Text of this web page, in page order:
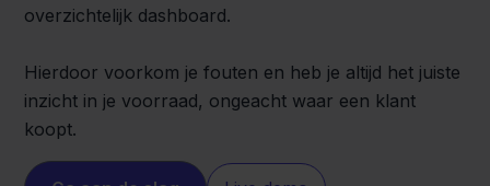
overzichtelijk dashboard.
Hierdoor voorkom je fouten en heb je altijd het juiste
inzicht in je voorraad, ongeacht waar een klant
koopt.